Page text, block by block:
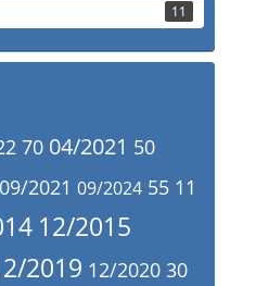
11
70 04/2021 50
09/2021 09/2024 55 11
12/2015
2019 12/2020 30